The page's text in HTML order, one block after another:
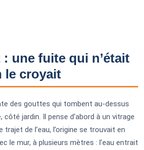
une fuite qui n’était
le croyait
des gouttes qui tombent au-dessus
jardin. Il pense d’abord à un vitrage
de l’eau, l’origine se trouvait en
le mur, à plusieurs mètres : l’eau entrait